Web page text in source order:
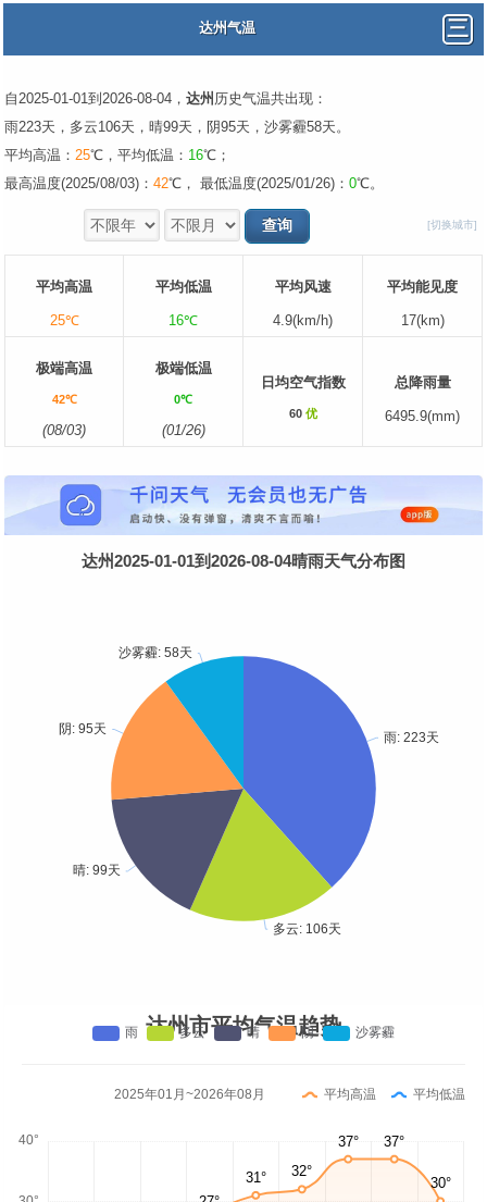
达州气温
自2025-01-01到2026-08-04， 达州 历史气温共出现：
雨223天，多云106天，晴99天，阴95天，沙雾霾58天。
平均高温： 25℃，平均低温： 16℃；
最高温度(2025/08/03)： 42℃， 最低温度(2025/01/26)： 0℃。
[切换城市]
平均高温
25℃
平均低温
16℃
平均风速
4.9(km/h)
平均能见度
17(km)
极端高温
42℃
(08/03)
极端低温
0℃
(01/26)
日均空气指数
60 优
总降雨量
6495.9(mm)
达州2025-01-01到2026-08-04晴雨天气分布图
达州市平均气温趋势
2025年01月~2026年08月 平均高温 平均低温